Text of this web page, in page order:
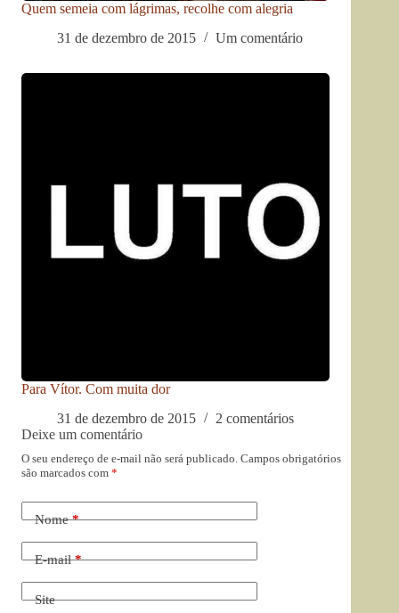
Quem semeia com lágrimas, recolhe com alegria
31 de dezembro de 2015
Um comentário
Para Vítor. Com muita dor
31 de dezembro de 2015
2 comentários
Deixe um comentário
O seu endereço de e-mail não será publicado. Campos obrigatórios
são marcados com *
Nome*
E-mail*
Site